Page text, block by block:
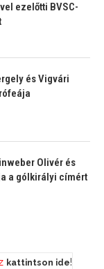
ezelőtti BVSC-
és Vigvári
Olivér és
a gólkirályi címért
kattintson ide!